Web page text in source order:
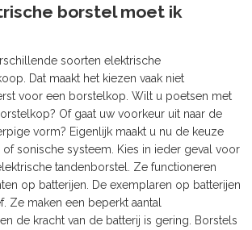
borstel moet ik
soorten elektrische
Dat maakt het kiezen vaak niet
voor een borstelkop. Wilt u poetsen met
Of gaat uw voorkeur uit naar de
vorm? Eigenlijk maakt u nu de keuze
sonische systeem. Kies in ieder geval voor
tandenborstel. Ze functioneren
op batterijen. De exemplaren op batterijen
Ze maken een beperkt aantal
de kracht van de batterij is gering. Borstels